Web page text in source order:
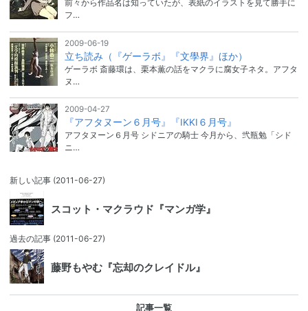
前々から作品名は知っていたが、表紙のイラストを見て勝手に
フ…
2009-06-19
立ち読み（『ゲーラボ』『文學界』ほか）
ゲーラボ 斎藤環は、栗本薫の話をマクラに腐女子ネタ。アフタ
ヌ…
2009-04-27
『アフタヌーン６月号』『IKKI６月号』
アフタヌーン６月号 シドニアの騎士 今月から、弐瓶勉「シド
ニ…
新しい記事 (2011-06-27)
スコット・マクラウド『マンガ学』
過去の記事 (2011-06-27)
藤野もやむ『忘却のクレイドル』
記事一覧